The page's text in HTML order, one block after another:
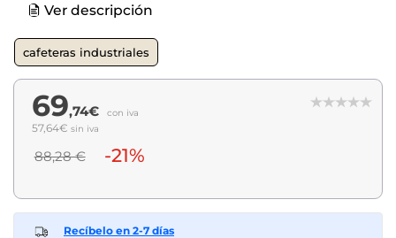
Ver descripción
cafeteras industriales
69,74€ con iva
57,64€ sin iva
88,28 € -21%
Recíbelo en 2-7 días